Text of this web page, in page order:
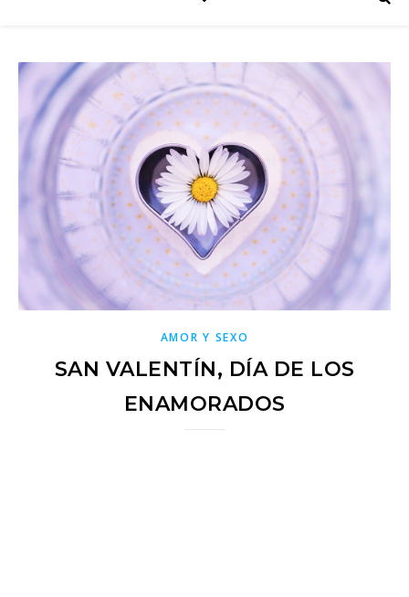
AMOR Y SEXO
SAN VALENTÍN, DÍA DE LOS
ENAMORADOS